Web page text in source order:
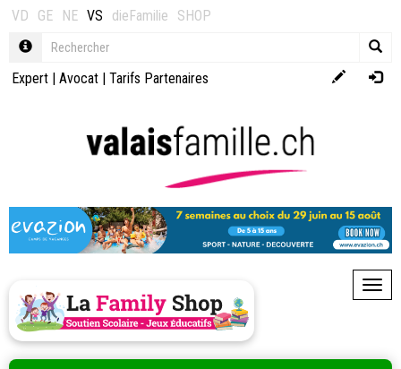
VD GE NE VS dieFamilie SHOP
Expert | Avocat | Tarifs Partenaires